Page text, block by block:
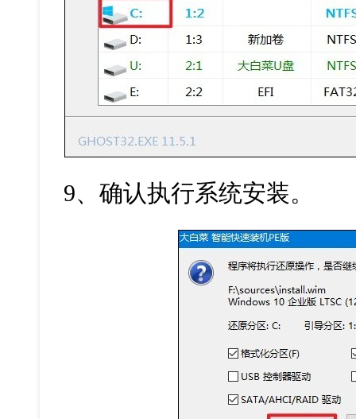
9、确认执行系统安装。